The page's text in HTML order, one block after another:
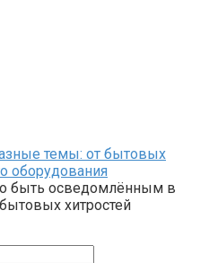
темы: от бытовых
оборудования
быть осведомлённым в
хитростей